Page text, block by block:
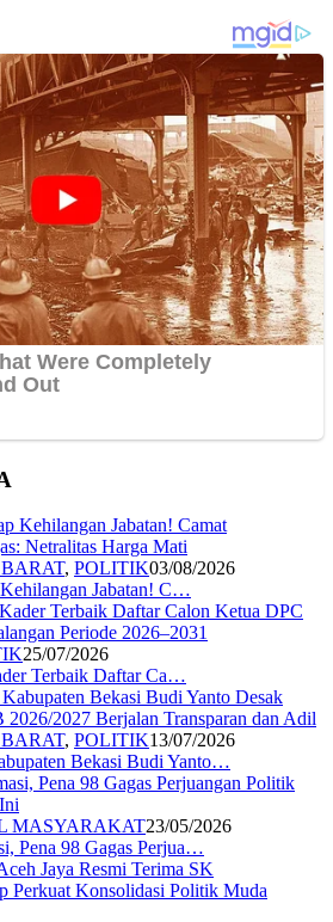
, POLITIK03/08/2026
Jabatan! C…
25/07/2026
Terbaik Daftar Ca…
, POLITIK13/07/2026
Bekasi Budi Yanto…
MASYARAKAT23/05/2026
Pena 98 Gagas Perjua…